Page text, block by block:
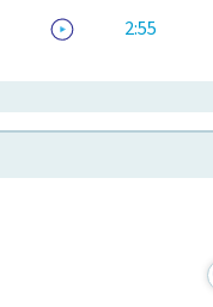
2:55